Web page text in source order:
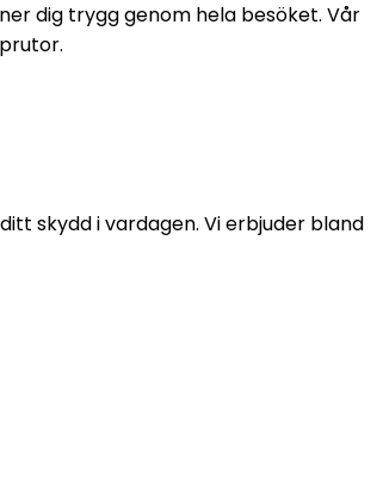
dig trygg genom hela besöket. Vår
skydd i vardagen. Vi erbjuder bland